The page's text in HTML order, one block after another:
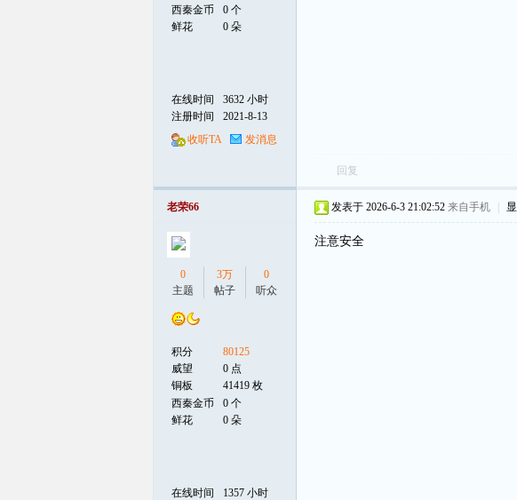
西秦金币
0 个
鲜花
0 朵
在线时间
3632 小时
注册时间
2021-8-13
收听TA
发消息
回复
老荣66
0
主题
3万
帖子
0
听众
积分
80125
威望
0 点
铜板
41419 枚
西秦金币
0 个
鲜花
0 朵
在线时间
1357 小时
发表于 2026-6-3 21:02:52 来自手机
注意安全